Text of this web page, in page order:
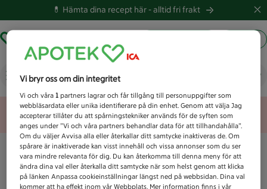
💊 Hämta dina recept här -alltid fri frakt
Vad letar du efter idag?
Unknown error
Vi bryr oss om din integritet
Vi och våra1 partners lagrar och får tillgång till personuppgifter som
webbläsardata eller unika identifierare på din enhet. Genom att välja Jag
accepterar tillåter du att spårningstekniker används för de syften som
anges under ”Vi och våra partners behandlar data för att tillhandahålla”.
Om du väljer Avvisa alla eller återkallar ditt samtycke inaktiveras de. Om
spårare är inaktiverade kan visst innehåll och vissa annonser som du ser
vara mindre relevanta för dig. Du kan återkomma till denna meny för att
ändra dina val eller återkalla ditt samtycke när som helst genom att klicka
på länken Anpassa cookieinställningar längst ned på webbsidan. Dina val
kommer att ha effekt inom vår Webbplats. Mer information finns i vår